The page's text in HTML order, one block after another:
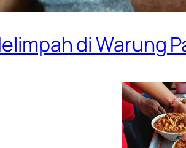
di Warung